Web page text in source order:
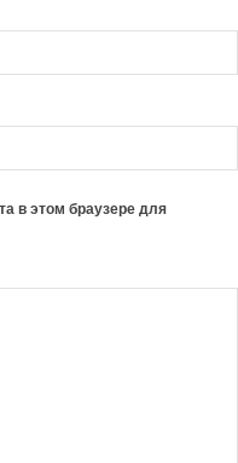
в этом браузере для